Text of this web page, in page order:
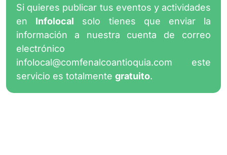
Si quieres publicar tus eventos y actividades
en Infolocal solo tienes que enviar la
información a nuestra cuenta de correo
electrónico
infolocal@comfenalcoantioquia.com este
servicio es totalmente gratuito.